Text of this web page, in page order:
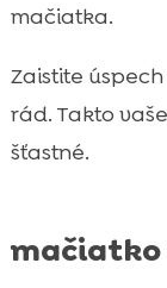
mačiatka.
Zaistite
rád. Takto
šťastné.
mačiatko